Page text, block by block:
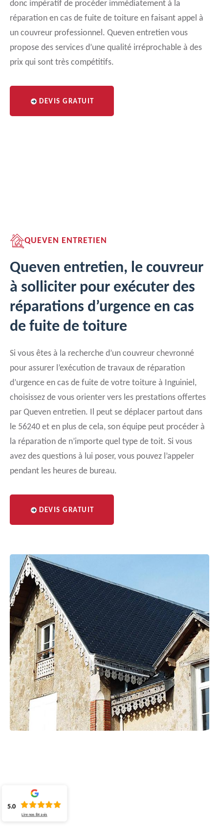
donc impératif de procéder immédiatement à la
réparation en cas de fuite de toiture en faisant appel à
un couvreur professionnel. Queven entretien vous
propose des services d’une qualité irréprochable à des
prix qui sont très compétitifs.
DEVIS GRATUIT
QUEVEN ENTRETIEN
Queven entretien, le couvreur
à solliciter pour exécuter des
réparations d’urgence en cas
de fuite de toiture
Si vous êtes à la recherche d’un couvreur chevronné
pour assurer l’exécution de travaux de réparation
d’urgence en cas de fuite de votre toiture à Inguiniel,
choisissez de vous orienter vers les prestations offertes
par Queven entretien. Il peut se déplacer partout dans
le 56240 et en plus de cela, son équipe peut procéder à
la réparation de n’importe quel type de toit. Si vous
avez des questions à lui poser, vous pouvez l’appeler
pendant les heures de bureau.
DEVIS GRATUIT
5.0
Lire nos84 avis